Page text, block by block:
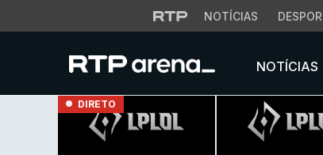
NOTÍCIAS
NOTÍCIAS
DIRETO